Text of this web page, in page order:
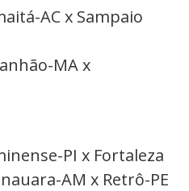
AC x Sampaio
MA x
PI x Fortaleza
AM x Retrô-PE